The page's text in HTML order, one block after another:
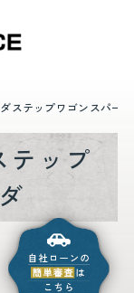
ステップワゴンスパーダ
テップ